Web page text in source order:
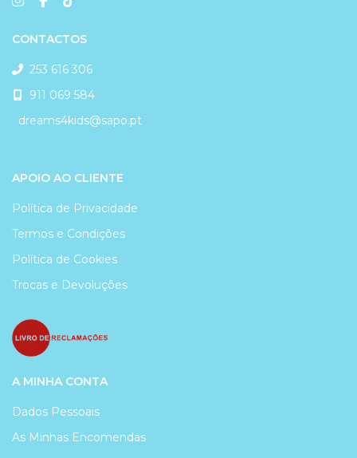
CONTACTOS
253 616 306
911 069 584
dreams4kids@sapo.pt
APOIO AO CLIENTE
Política de Privacidade
Termos e Condições
Política de Cookies
Trocas e Devoluções
A MINHA CONTA
Dados Pessoais
As Minhas Encomendas